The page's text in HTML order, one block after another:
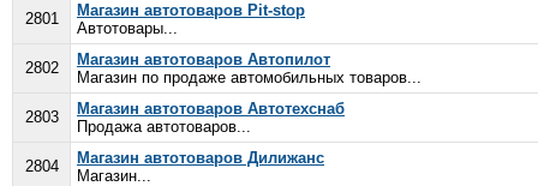
2801
Магазин автотоваров Pit-stop
Автотовары...
2802
Магазин автотоваров Автопилот
Магазин по продаже автомобильных товаров...
2803
Магазин автотоваров Автотехснаб
Продажа автотоваров...
2804
Магазин автотоваров Дилижанс
Магазин...